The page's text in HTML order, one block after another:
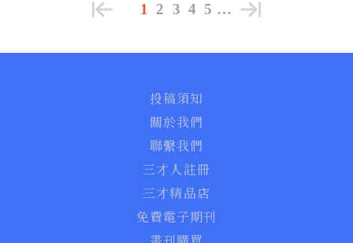
1 2 3 4 5 …
投稿須知
關於我們
聯繫我們
三才人註冊
三才精品店
免費電子期刊